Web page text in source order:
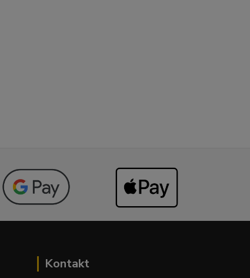
Kontakt